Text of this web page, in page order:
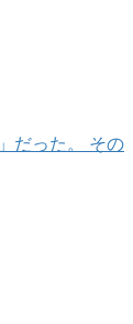
だった。 その